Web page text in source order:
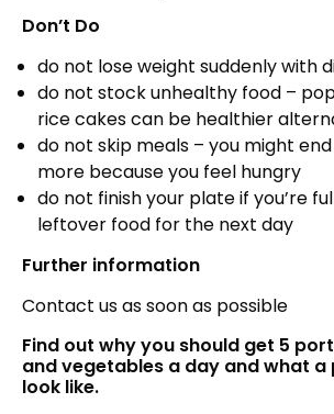
Don’t Do
do not lose weight suddenly with
do not stock unhealthy food –
rice cakes can be healthier
do not skip meals – you might
more because you feel hungry
do not finish your plate if you’re
leftover food for the next day
Further information
Contact us as soon as possible
Find out why you should get 5
and vegetables a day and what a
look like.